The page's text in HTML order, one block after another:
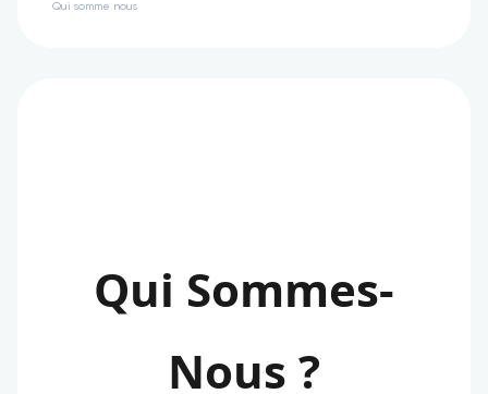
Qui somme nous
Qui Sommes-
Nous ?